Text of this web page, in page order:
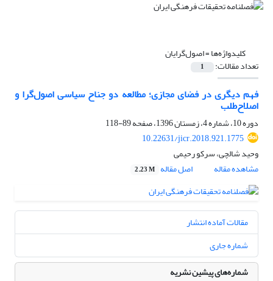
کلیدواژه‌ها =اصول‌گرایان
تعداد مقالات: 1
فهم دیگری در فضای مجازی؛ مطالعه دو جناح سیاسی اصول‌گرا و
اصلاح‌طلب
دوره 10، شماره 4، زمستان 1396، صفحه
89-118
10.22631/jicr.2018.921.1775
وحید شالچی، سرکو رحیمی
مشاهده مقاله
اصل مقاله 2.23 M
مقالات آماده انتشار
شماره جاری
شماره‌های پیشین نشریه